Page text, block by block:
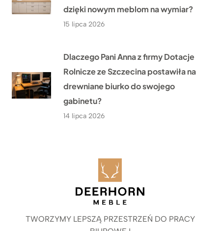
dzięki nowym meblom na wymiar?
15 lipca 2026
Dlaczego Pani Anna z firmy Dotacje
Rolnicze ze Szczecina postawiła na
drewniane biurko do swojego
gabinetu?
14 lipca 2026
TWORZYMY LEPSZĄ PRZESTRZEŃ DO PRACY